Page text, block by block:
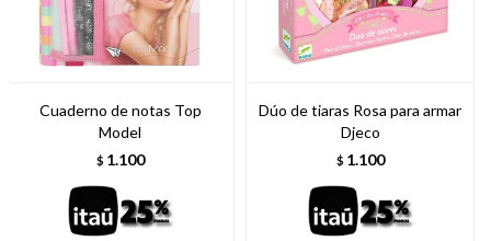
Cuaderno de notas Top
Model
$ 1.100
Dúo de tiaras Rosa para armar
Djeco
$ 1.100